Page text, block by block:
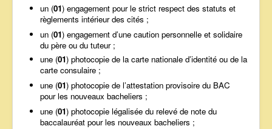
un (01) engagement pour le strict respect des statuts et
règlements intérieur des cités ;
un (01) engagement d’une caution personnelle et solidaire
du père ou du tuteur ;
une (01) photocopie de la carte nationale d’identité ou de la
carte consulaire ;
une (01) photocopie de l’attestation provisoire du BAC
pour les nouveaux bacheliers ;
une (01) photocopie légalisée du relevé de note du
baccalauréat pour les nouveaux bacheliers ;